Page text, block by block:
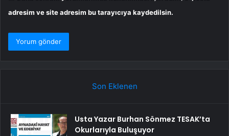
adresim ve site adresim bu tarayıcıya kaydedilsin.
Son Eklenen
Usta Yazar Burhan Sönmez TESAK’ta
Okurlarıyla Buluşuyor